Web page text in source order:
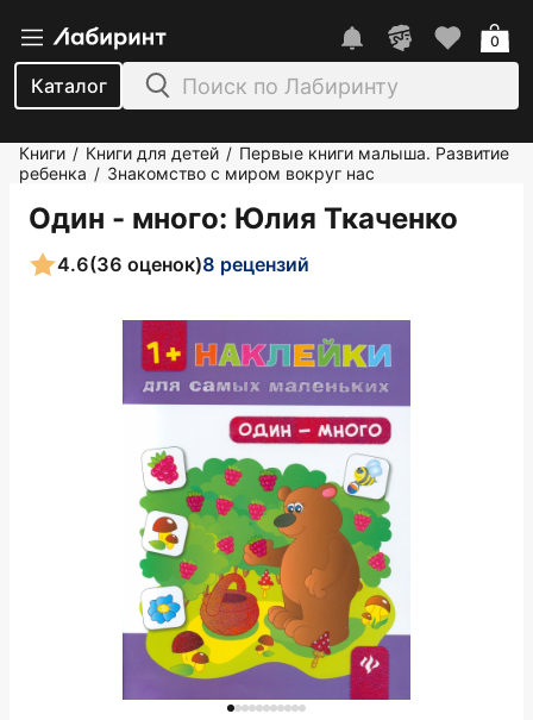
Каталог
0
Книги / Книги для детей / Первые книги малыша. Развитие
ребенка / Знакомство с миром вокруг нас
Один - много: Юлия Ткаченко
4.6(36 оценок)8 рецензий